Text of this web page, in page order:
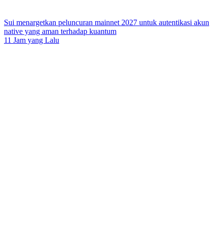
Sui menargetkan peluncuran mainnet 2027 untuk autentikasi akun
native yang aman terhadap kuantum
11 Jam yang Lalu